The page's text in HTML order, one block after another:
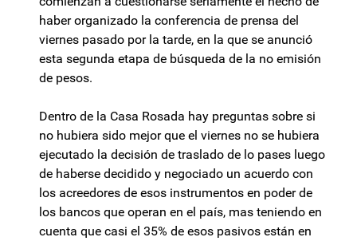
haber organizado la conferencia de prensa del
viernes pasado por la tarde, en la que se anunció
esta segunda etapa de búsqueda de la no emisión
de pesos.
Dentro de la Casa Rosada hay preguntas sobre si
no hubiera sido mejor que el viernes no se hubiera
ejecutado la decisión de traslado de lo pases luego
de haberse decidido y negociado un acuerdo con
los acreedores de esos instrumentos en poder de
los bancos que operan en el país, mas teniendo en
cuenta que casi el 35% de esos pasivos están en